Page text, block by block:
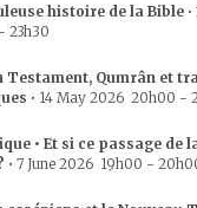
histoire de la Bible •
- 23h30
Testament, Qumrân et
• 14 May 2026 20h00 -
• Et si ce passage de
• 7 June 2026 19h00 -